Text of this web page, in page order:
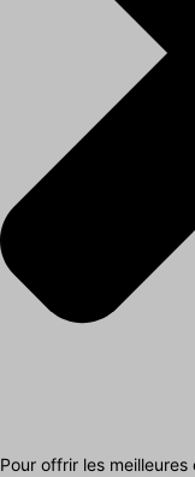
Pour offrir les